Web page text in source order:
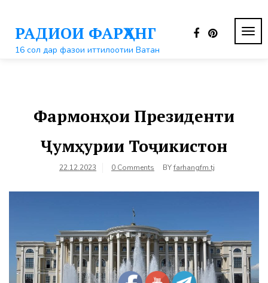
контентуРАДИОИ ФАРҲАНГ
16 сол дар фазои иттилоотии Ватан
Фармонҳои Президенти
Ҷумҳурии Тоҷикистон
22.12.2023 0 Comments BYfarhangfm.tj